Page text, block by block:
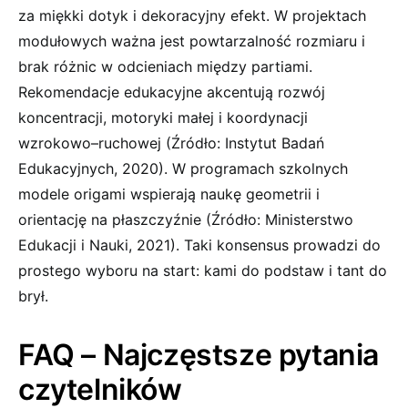
za miękki dotyk i dekoracyjny efekt. W projektach
modułowych ważna jest powtarzalność rozmiaru i
brak różnic w odcieniach między partiami.
Rekomendacje edukacyjne akcentują rozwój
koncentracji, motoryki małej i koordynacji
wzrokowo–ruchowej (Źródło: Instytut Badań
Edukacyjnych, 2020). W programach szkolnych
modele origami wspierają naukę geometrii i
orientację na płaszczyźnie (Źródło: Ministerstwo
Edukacji i Nauki, 2021). Taki konsensus prowadzi do
prostego wyboru na start: kami do podstaw i tant do
brył.
FAQ – Najczęstsze pytania
czytelników